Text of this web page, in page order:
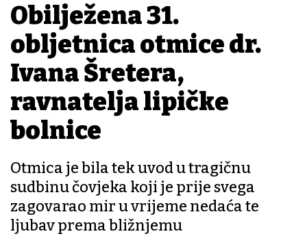
Obilježena 31.
obljetnica otmice dr.
Ivana Šretera,
ravnatelja lipičke
bolnice
Otmica je bila tek uvod u tragičnu
sudbinu čovjeka koji je prije svega
zagovarao mir u vrijeme nedaća te
ljubav prema bližnjemu